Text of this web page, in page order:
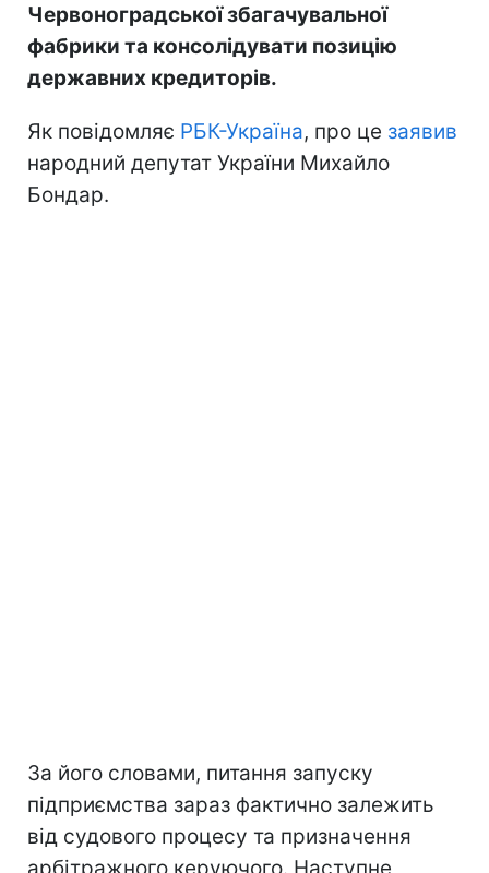
Червоноградської збагачувальної
фабрики та консолідувати позицію
державних кредиторів.
Як повідомляє РБК-Україна, про це заявив
народний депутат України Михайло
Бондар.
За його словами, питання запуску
підприємства зараз фактично залежить
від судового процесу та призначення
арбітражного керуючого. Наступне